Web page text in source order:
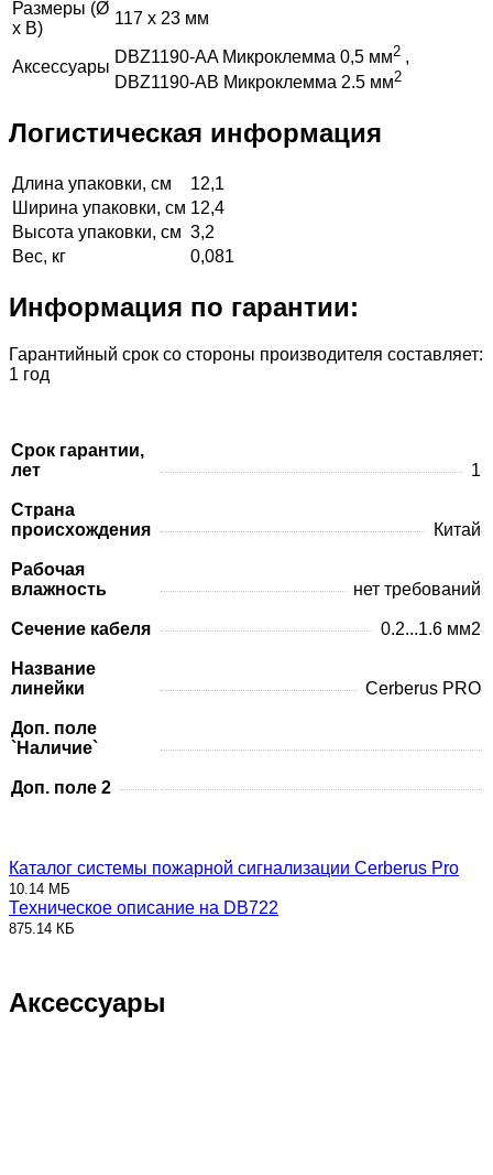
Размеры (Ø
x В)
117 x 23 мм
Аксессуары
DBZ1190-AA Микроклемма 0,5 мм2 ,
DBZ1190-AB Микроклемма 2.5 мм2
Логистическая информация
Длина упаковки, см
12,1
Ширина упаковки, см 12,4
Высота упаковки, см 3,2
Вес, кг
0,081
Информация по гарантии:
Гарантийный срок со стороны производителя составляет:
1 год
Срок гарантии,
лет
1
Страна
происхождения
Китай
Рабочая
влажность
нет требований
Сечение кабеля 0.2...1.6 мм2
Название
линейки
Cerberus PRO
Доп. поле
`Наличие`
Доп. поле 2
Каталог системы пожарной сигнализации Cerberus Pro
10.14 МБ
Техническое описание на DB722
875.14 КБ
Аксессуары